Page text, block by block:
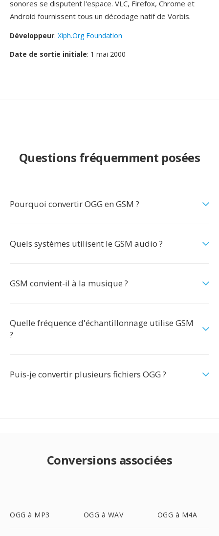
sonores se disputent l'espace. VLC, Firefox, Chrome et
Android fournissent tous un décodage natif de Vorbis.
Développeur: Xiph.Org Foundation
Date de sortie initiale: 1 mai 2000
Questions fréquemment posées
Pourquoi convertir OGG en GSM ?
Quels systèmes utilisent le GSM audio ?
GSM convient-il à la musique ?
Quelle fréquence d'échantillonnage utilise GSM
?
Puis-je convertir plusieurs fichiers OGG ?
Conversions associées
OGG à MP3 OGG à WAV OGG à M4A